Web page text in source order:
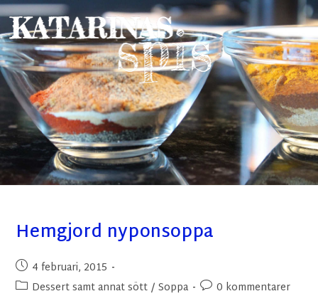
Hemgjord nyponsoppa
4 februari, 2015
Dessert samt annat sött / Soppa 0 kommentarer